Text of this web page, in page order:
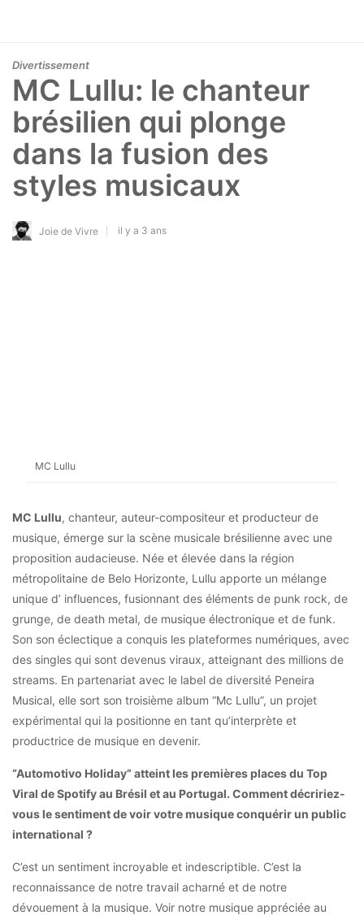
Divertissement
MC Lullu: le chanteur
brésilien qui plonge
dans la fusion des
styles musicaux
Joie de Vivre il y a 3 ans
MC Lullu
MC Lullu, chanteur, auteur-compositeur et producteur de
musique, émerge sur la scène musicale brésilienne avec une
proposition audacieuse. Née et élevée dans la région
métropolitaine de Belo Horizonte, Lullu apporte un mélange
unique d’ influences, fusionnant des éléments de punk rock, de
grunge, de death metal, de musique électronique et de funk.
Son son éclectique a conquis les plateformes numériques, avec
des singles qui sont devenus viraux, atteignant des millions de
streams. En partenariat avec le label de diversité Peneira
Musical, elle sort son troisième album “Mc Lullu”, un projet
expérimental qui la positionne en tant qu’interprète et
productrice de musique en devenir.
“Automotivo Holiday” atteint les premières places du Top
Viral de Spotify au Brésil et au Portugal. Comment décririez-
vous le sentiment de voir votre musique conquérir un public
international ?
C’est un sentiment incroyable et indescriptible. C’est la
reconnaissance de notre travail acharné et de notre
dévouement à la musique. Voir notre musique appréciée au